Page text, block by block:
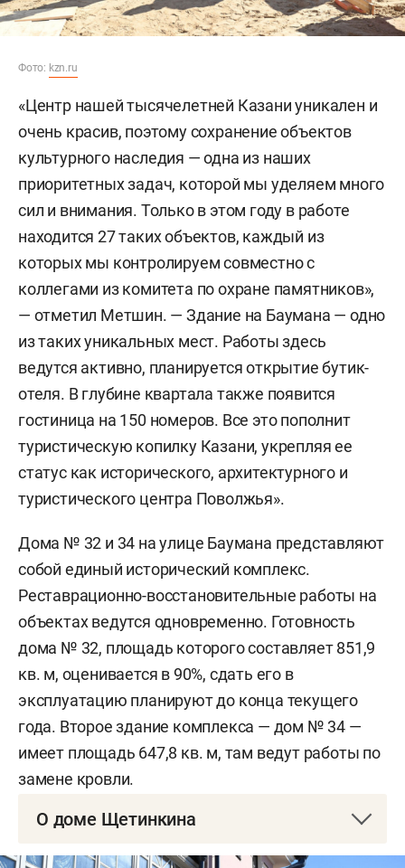
Фото: kzn.ru
«Центр нашей тысячелетней Казани уникален и
очень красив, поэтому сохранение объектов
культурного наследия — одна из наших
приоритетных задач, которой мы уделяем много
сил и внимания. Только в этом году в работе
находится 27 таких объектов, каждый из
которых мы контролируем совместно с
коллегами из комитета по охране памятников»,
— отметил Метшин. — Здание на Баумана — одно
из таких уникальных мест. Работы здесь
ведутся активно, планируется открытие бутик-
отеля. В глубине квартала также появится
гостиница на 150 номеров. Все это пополнит
туристическую копилку Казани, укрепляя ее
статус как исторического, архитектурного и
туристического центра Поволжья».
Дома № 32 и 34 на улице Баумана представляют
собой единый исторический комплекс.
Реставрационно-восстановительные работы на
объектах ведутся одновременно. Готовность
дома № 32, площадь которого составляет 851,9
кв. м, оценивается в 90%, сдать его в
эксплуатацию планируют до конца текущего
года. Второе здание комплекса — дом № 34 —
имеет площадь 647,8 кв. м, там ведут работы по
замене кровли.
О доме Щетинкина
Дом Щетинкина — один из характерных